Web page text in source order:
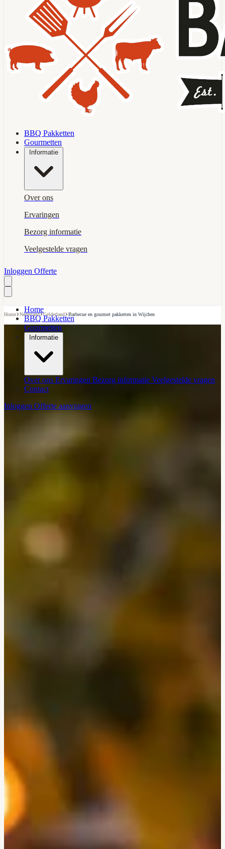
BBQ Pakketten
Gourmetten
Informatie
Over ons
Ervaringen
Bezorg informatie
Veelgestelde vragen
Inloggen Offerte
Home
BBQ Pakketten
Gourmetten
Informatie
Over ons Ervaringen Bezorg informatie Veelgestelde vragen
Contact
Inloggen Offerte aanvragen
Home›Nederland›Gelderland›Barbecue en gourmet pakketten in Wijchen